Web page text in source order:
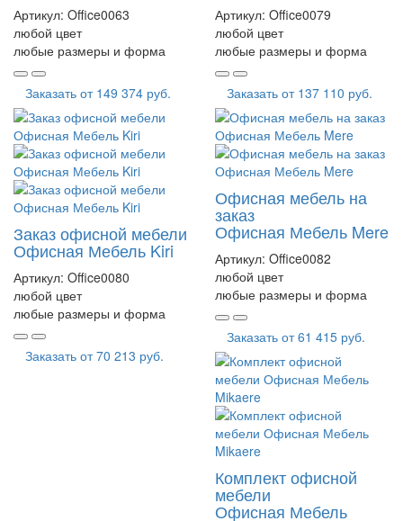
Артикул: Office0063
любой цвет
любые размеры и форма
Заказать от 149 374 руб.
Артикул: Office0079
любой цвет
любые размеры и форма
Заказать от 137 110 руб.
Заказ офисной мебели
Офисная Мебель Kiri
Артикул: Office0080
любой цвет
любые размеры и форма
Заказать от70 213 руб.
Офисная мебель на
заказ
Офисная Мебель Mere
Артикул: Office0082
любой цвет
любые размеры и форма
Заказать от61 415 руб.
Комплект офисной
мебели
Офисная Мебель